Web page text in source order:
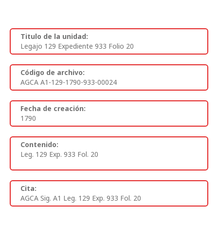
Titulo de la unidad:
Legajo 129 Expediente 933 Folio 20
Código de archivo:
AGCA A1-129-1790-933-00024
Fecha de creación:
1790
Contenido:
Leg. 129 Exp. 933 Fol. 20
Cita:
AGCA Sig. A1 Leg. 129 Exp. 933 Fol. 20